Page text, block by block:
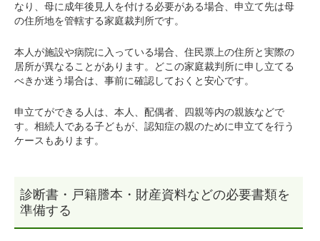
なり、母に成年後見人を付ける必要がある場合、申立て先は母
の住所地を管轄する家庭裁判所です。
本人が施設や病院に入っている場合、住民票上の住所と実際の
居所が異なることがあります。どこの家庭裁判所に申し立てる
べきか迷う場合は、事前に確認しておくと安心です。
申立てができる人は、本人、配偶者、四親等内の親族などで
す。相続人である子どもが、認知症の親のために申立てを行う
ケースもあります。
診断書・戸籍謄本・財産資料などの必要書類を
準備する